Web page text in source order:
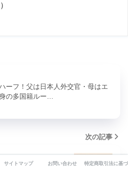
ーフ！父は日本人外交官・母はエ
の多国籍ルー…
次の記事
の噂と独身の真
サイトマップ お問い合わせ 特定商取引法に基